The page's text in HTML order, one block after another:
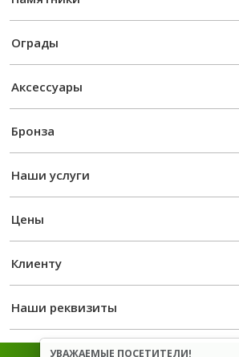
Ограды
Аксессуары
Бронза
Наши услуги
Цены
Клиенту
Наши реквизиты
УВАЖАЕМЫЕ ПОСЕТИТЕЛИ!